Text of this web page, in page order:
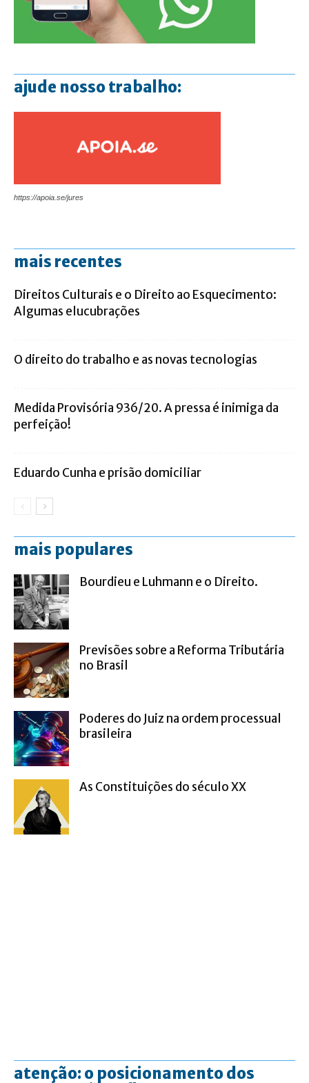
ajude nosso trabalho:
https://apoia.se/jures
mais recentes
Direitos Culturais e o Direito ao Esquecimento:
Algumas elucubrações
O direito do trabalho e as novas tecnologias
Medida Provisória 936/20. A pressa é inimiga da
perfeição!
Eduardo Cunha e prisão domiciliar
mais populares
Bourdieu e Luhmann e o Direito.
Previsões sobre a Reforma Tributária
no Brasil
Poderes do Juiz na ordem processual
brasileira
As Constituições do século XX
atenção: o posicionamento dos